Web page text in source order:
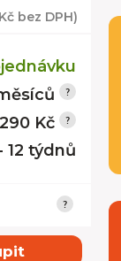
bez DPH)
Kč
12 týdnů